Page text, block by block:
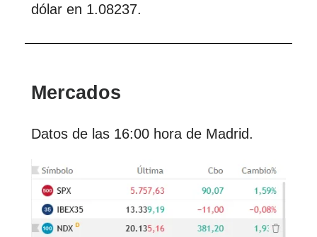
dólar en 1.08237.
Mercados
Datos de las 16:00 hora de Madrid.